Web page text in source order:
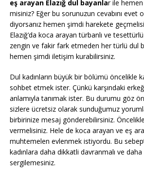
eş arayan Elazığ dul bayanlar ile
misiniz? Eğer bu sorunuzun cevabını evet
diyorsanız hemen şimdi harekete
Elazığ’da koca arayan türbanlı ve tesettürlü
zengin ve fakir fark etmeden her türlü dul
hemen şimdi iletişim kurabilirsiniz.
Dul kadınların büyük bir bölümü öncelikle
sohbet etmek ister. Çünkü karşındaki
anlamıyla tanımak ister. Bu durumu göz
sizlere ücretsiz olarak sunduğumuz
birbirinize mesaj gönderebilirsiniz.
vermelisiniz. Hele de koca arayan ve eş
muhtemelen evlenmek istiyordu. Bu
kadınlara daha dikkatli davranmalı ve
sergilemesiniz.